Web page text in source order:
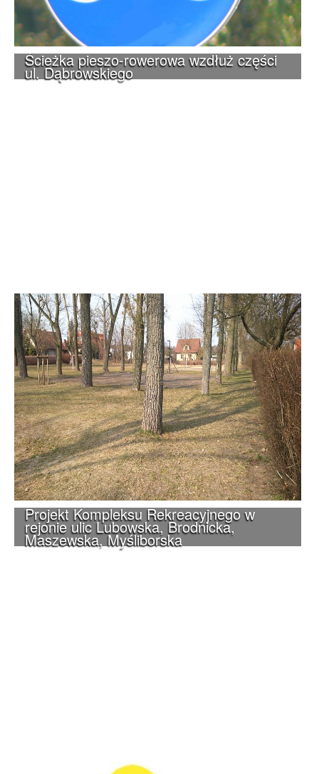
Ścieżka pieszo-rowerowa wzdłuż części
ul. Dąbrowskiego
Projekt Kompleksu Rekreacyjnego w
rejonie ulic Lubowska, Brodnicka,
Maszewska, Myśliborska